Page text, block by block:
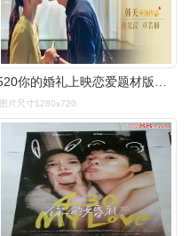
520你的婚礼上映恋爱题材版权音乐推荐
图片尺寸1280x720